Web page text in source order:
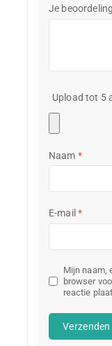
Je
Upload tot 5
Naam *
E-mail*
Mijn naam,
browser
reactie